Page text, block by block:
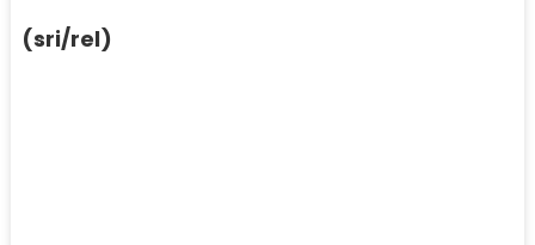
(sri/rel)